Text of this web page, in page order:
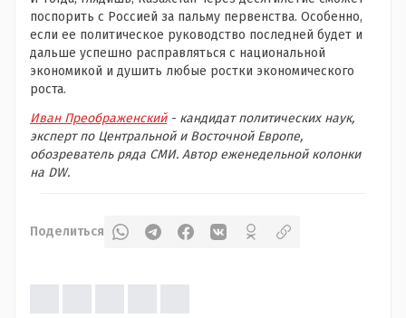
поспорить с Россией за пальму первенства. Особенно,
если ее политическое руководство последней будет и
дальше успешно расправляться с национальной
экономикой и душить любые ростки экономического
роста.
Иван Преображенский- кандидат политических наук,
эксперт по Центральной и Восточной Европе,
обозреватель ряда СМИ. Автор еженедельной колонки
на DW.
Поделиться